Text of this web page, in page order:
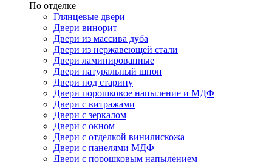
По отделке
Глянцевые двери
Двери винорит
Двери из массива дуба
Двери из нержавеющей стали
Двери ламинированные
Двери натуральный шпон
Двери под старину
Двери порошковое напыление и МДФ
Двери с витражами
Двери с зеркалом
Двери с окном
Двери с отделкой винилискожа
Двери с панелями МДФ
Двери с порошковым напылением